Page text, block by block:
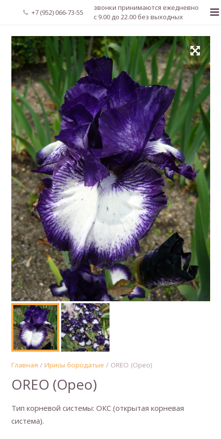
+7 (952) 066-73-55
звонки принимаются ежедневно
с 9.00 до 22.00 без выходных
Главная
О нас
Новости
Каталог растений
Доставка и оплата
Мой аккаунт
Регистрация
Главная / Ирисы бородатые / OREO (Орео)
OREO (Орео)
Тип корневой системы: ОКС (открытая корневая
система).